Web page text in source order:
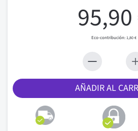
1,80 €
AÑADIR AL